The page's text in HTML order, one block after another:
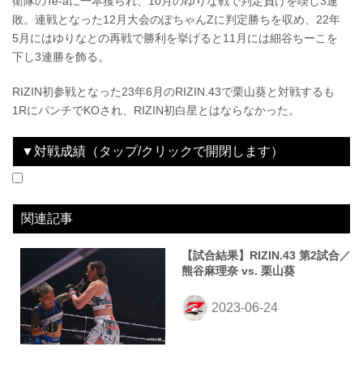
敗。連戦となった12月大会のぽちゃんZに判定勝ちを収め、22年
5月にはゆりなとの再戦で勝利を挙げると11月には細谷ちーこを
下し3連勝を飾る。
RIZIN初参戦となった23年6月のRIZIN.43で栗山葵と対戦するも
1RにパンチでKOされ、RIZIN初白星とはならなかった。
▼対戦成績（タップ/クリックで開閉します）
関連記事
【試合結果】RIZIN.43 第2試合／
熊谷麻理奈 vs. 栗山葵